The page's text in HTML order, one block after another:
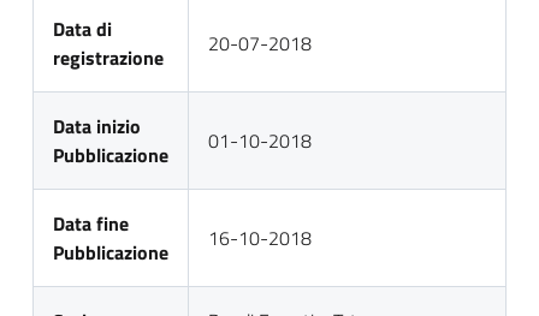
Data di
registrazione
20-07-2018
Data inizio
Pubblicazione
01-10-2018
Data fine
Pubblicazione
16-10-2018